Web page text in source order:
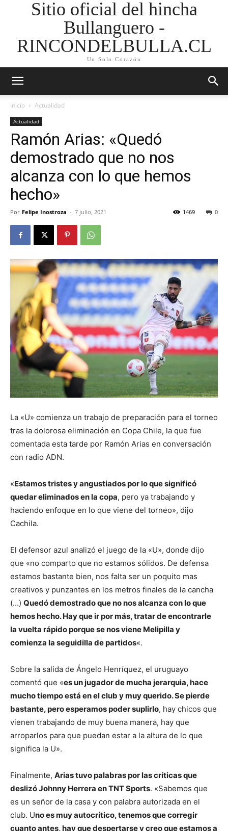
Sitio oficial del hincha
Bullanguero -
RINCONDELBULLA.CL
Un Solo Corazón
Inicio Actualidad
Actualidad
Ramón Arias: «Quedó
demostrado que no nos
alcanza con lo que hemos
hecho»
Por Felipe Inostroza - 7 julio, 2021 0
1469
La «U» comienza un trabajo de preparación para el torneo
tras la dolorosa eliminación en Copa Chile, la que fue
comentada esta tarde por Ramón Arias en conversación
con radio ADN.
«Estamos tristes y angustiados por lo que significó
quedar eliminados en la copa, pero ya trabajando y
haciendo enfoque en lo que viene del torneo», dijo
Cachila.
El defensor azul analizó el juego de la «U», donde dijo
que «no comparto que no estamos sólidos. De defensa
estamos bastante bien, nos falta ser un poquito mas
creativos y punzantes en los metros finales de la cancha
(…) Quedó demostrado que no nos alcanza con lo que
hemos hecho. Hay que ir por más, tratar de encontrarle
la vuelta rápido porque se nos viene Melipilla y
comienza la seguidilla de partidos«.
Sobre la salida de Ángelo Henríquez, el uruguayo
comentó que «es un jugador de mucha jerarquia, hace
mucho tiempo está en el club y muy querido. Se pierde
bastante, pero esperamos poder suplirlo, hay chicos que
vienen trabajando de muy buena manera, hay que
arroparlos para que puedan estar a la altura de lo que
significa la U».
Finalmente, Arias tuvo palabras por las críticas que
deslizó Johnny Herrera en TNT Sports. «Sabemos que
es un señor de la casa y con palabra autorizada en el
club. Uno es muy autocrítico, tenemos que corregir
cuanto antes, hay que despertarse y creo que estamos a